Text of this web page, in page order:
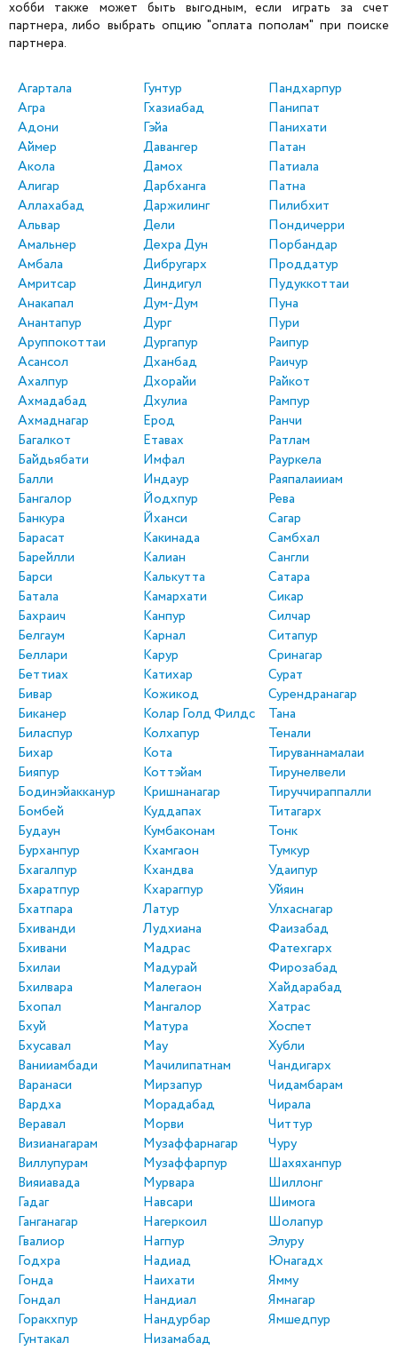
хобби также может быть выгодным, если играть за счет
партнера, либо выбрать опцию "оплата пополам" при поиске
партнера.
Агартала
Агра
Адони
Аймер
Акола
Алигар
Аллахабад
Альвар
Амальнер
Амбала
Амритсар
Анакапал
Анантапур
Аруппокоттаи
Асансол
Ахалпур
Ахмадабад
Ахмаднагар
Багалкот
Байдьябати
Балли
Бангалор
Банкура
Барасат
Барейлли
Барси
Батала
Бахраич
Белгаум
Беллари
Беттиах
Бивар
Биканер
Биласпур
Бихар
Бияпур
Бодинэйакканур
Бомбей
Будаун
Бурханпур
Бхагалпур
Бхаратпур
Бхатпара
Бхиванди
Бхивани
Бхилаи
Бхилвара
Бхопал
Бхуй
Бхусавал
Ванииамбади
Варанаси
Вардха
Веравал
Визианагарам
Виллупурам
Вияиавада
Гадаг
Ганганагар
Гвалиор
Годхра
Гонда
Гондал
Горакхпур
Гунтакал
Гунтур
Гхазиабад
Гэйа
Давангер
Дамох
Дарбханга
Даржилинг
Дели
Дехра Дун
Дибругарх
Диндигул
Дум-Дум
Дург
Дургапур
Дханбад
Дхорайи
Дхулиа
Ерод
Етавах
Имфал
Индаур
Йодхпур
Йханси
Какинада
Калиан
Калькутта
Камархати
Канпур
Карнал
Карур
Катихар
Кожикод
Колар Голд Филдс
Колхапур
Кота
Коттэйам
Кришнанагар
Куддапах
Кумбаконам
Кхамгаон
Кхандва
Кхарагпур
Латур
Лудхиана
Мадрас
Мадурай
Малегаон
Мангалор
Матура
Мау
Мачилипатнам
Мирзапур
Морадабад
Морви
Музаффарнагар
Музаффарпур
Мурвара
Навсари
Нагеркоил
Нагпур
Надиад
Наихати
Нандиал
Нандурбар
Низамабад
Пандхарпур
Панипат
Панихати
Патан
Патиала
Патна
Пилибхит
Пондичерри
Порбандар
Проддатур
Пудуккоттаи
Пуна
Пури
Раипур
Раичур
Райкот
Рампур
Ранчи
Ратлам
Рауркела
Раяпалаииам
Рева
Сагар
Самбхал
Сангли
Сатара
Сикар
Силчар
Ситапур
Сринагар
Сурат
Сурендранагар
Тана
Тенали
Тируваннамалаи
Тирунелвели
Тируччираппалли
Титагарх
Тонк
Тумкур
Удаипур
Уйяин
Улхаснагар
Фаизабад
Фатехгарх
Фирозабад
Хайдарабад
Хатрас
Хоспет
Хубли
Чандигарх
Чидамбарам
Чирала
Читтур
Чуру
Шахяханпур
Шиллонг
Шимога
Шолапур
Элуру
Юнагадх
Ямму
Ямнагар
Ямшедпур